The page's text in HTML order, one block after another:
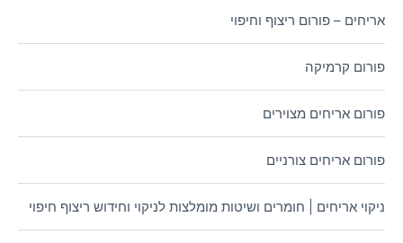
אריחים – פורום ריצוף וחיפוי
פורום קרמיקה
פורום אריחים מצוירים
פורום אריחים צורניים
ניקוי אריחים | חומרים ושיטות מומלצות לניקוי וחידוש ריצוף חיפוי